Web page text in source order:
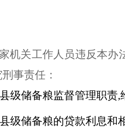
机关工作人员违反本
事责任：
级储备粮监督管理职责
级储备粮的贷款利息和